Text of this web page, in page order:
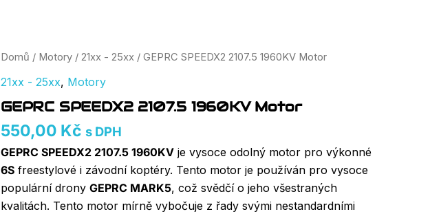
Domů / Motory / 21xx - 25xx / GEPRC SPEEDX2 2107.5 1960KV Motor
21xx - 25xx, Motory
GEPRC SPEEDX2 2107.5 1960KV Motor
550,00 Kč s DPH
GEPRC SPEEDX2 2107.5 1960KV je vysoce odolný motor pro výkonné
6S freestylové i závodní koptéry. Tento motor je používán pro vysoce
populární drony GEPRC MARK5, což svědčí o jeho všestraných
kvalitách. Tento motor mírně vybočuje z řady svými nestandardními
GEPRC
2107.5
Motor
množství